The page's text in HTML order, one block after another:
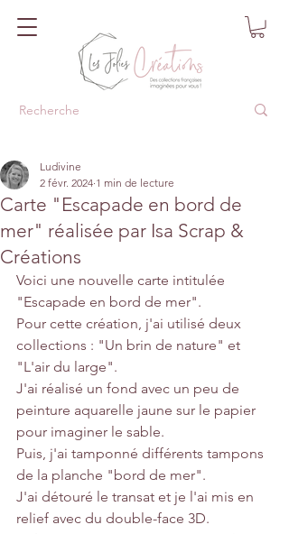
Carte "Escapade en bord de
mer" réalisée par Isa Scrap &
Créations
Ludivine
2 févr. 2024 1 min de lecture
Voici une nouvelle carte intitulée
"Escapade en bord de mer".
Pour cette création, j'ai utilisé deux
collections : "Un brin de nature" et
"L'air du large".
J'ai réalisé un fond avec un peu de
peinture aquarelle jaune sur le papier
pour imaginer le sable.
Puis, j'ai tamponné différents tampons
de la planche "bord de mer".
J'ai détouré le transat et je l'ai mis en
relief avec du double-face 3D.